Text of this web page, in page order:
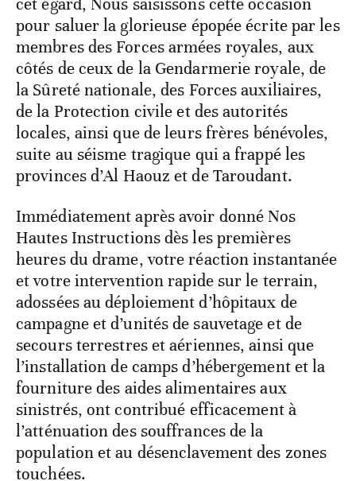
cet égard, Nous saisissons cette occasion
pour saluer la glorieuse épopée écrite par les
membres des Forces armées royales, aux
côtés de ceux de la Gendarmerie royale, de
la Sûreté nationale, des Forces auxiliaires,
de la Protection civile et des autorités
locales, ainsi que de leurs frères bénévoles,
suite au séisme tragique qui a frappé les
provinces d’Al Haouz et de Taroudant.
Immédiatement après avoir donné Nos
Hautes Instructions dès les premières
heures du drame, votre réaction instantanée
et votre intervention rapide sur le terrain,
adossées au déploiement d’hôpitaux de
campagne et d’unités de sauvetage et de
secours terrestres et aériennes, ainsi que
l’installation de camps d’hébergement et la
fourniture des aides alimentaires aux
sinistrés, ont contribué efficacement à
l’atténuation des souffrances de la
population et au désenclavement des zones
touchées.